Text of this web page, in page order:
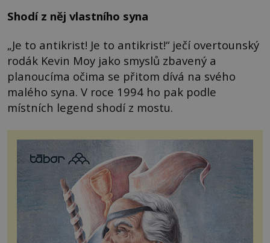
Shodí z něj vlastního syna
„Je to antikrist! Je to antikrist!“ ječí overtounský
rodák Kevin Moy jako smyslů zbavený a
planoucíma očima se přitom dívá na svého
malého syna. V roce 1994 ho pak podle
místních legend shodí z mostu.